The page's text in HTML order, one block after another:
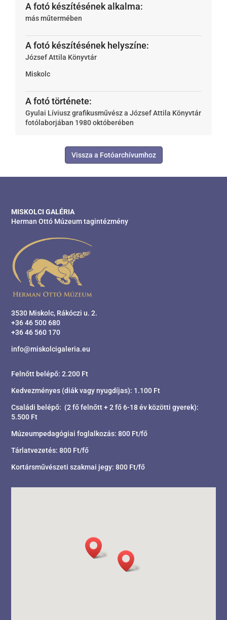
A fotó készítésének alkalma:
más műtermében
A fotó készítésének helyszíne:
József Attila Könyvtár
Miskolc
A fotó története:
Gyulai Líviusz grafikusművész a József Attila Könyvtár
fotólaborjában 1980 októberében
Vissza a Fotóarchívumhoz
MISKOLCI GALÉRIA
Herman Ottó Múzeum tagintézmény
3530 Miskolc, Rákóczi u. 2.
+36 46 500 680
+36 46 560 170
info@miskolcigaleria.eu
Felnőtt belépő: 2.200 Ft
Kedvezményes (diák vagy nyugdíjas): 1.100 Ft
Családi belépő: (2 fő felnőtt + 2 fő 6-18 év közötti gyerek):
5.500 Ft
Múzeumpedagógiai foglalkozás: 800 Ft/fő
Tárlatvezetés: 800 Ft/fő
Kortársművészeti szakmai jegy: 800 Ft/fő